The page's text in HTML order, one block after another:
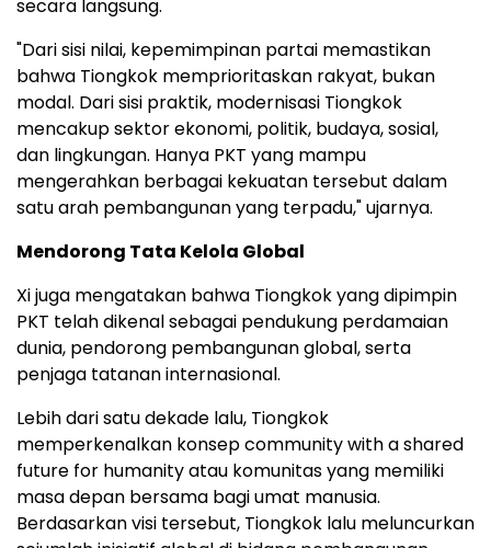
secara langsung.
"Dari sisi nilai, kepemimpinan partai memastikan
bahwa Tiongkok memprioritaskan rakyat, bukan
modal. Dari sisi praktik, modernisasi Tiongkok
mencakup sektor ekonomi, politik, budaya, sosial,
dan lingkungan. Hanya PKT yang mampu
mengerahkan berbagai kekuatan tersebut dalam
satu arah pembangunan yang terpadu," ujarnya.
Mendorong Tata Kelola Global
Xi juga mengatakan bahwa Tiongkok yang dipimpin
PKT telah dikenal sebagai pendukung perdamaian
dunia, pendorong pembangunan global, serta
penjaga tatanan internasional.
Lebih dari satu dekade lalu, Tiongkok
memperkenalkan konsep community with a shared
future for humanity atau komunitas yang memiliki
masa depan bersama bagi umat manusia.
Berdasarkan visi tersebut, Tiongkok lalu meluncurkan